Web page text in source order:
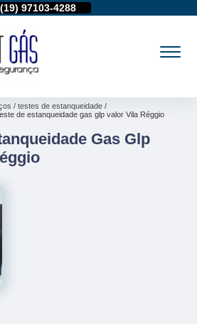
(19) 97103-4288
testes de estanqueidade
de estanqueidade gas glp valor Vila Réggio
Gas Glp